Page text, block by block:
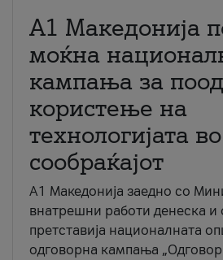
A1 Македонија
моќна
кампања за
користење на
технологијата во
сообраќајот
A1 Македонија заедно со
внатрешни работи денеска и
претставија националната
одговорна кампања